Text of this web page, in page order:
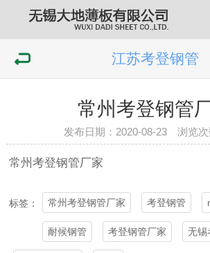
江苏考登钢管
常州考登钢管
发布日期：2020-08-23 浏览次
常州考登钢管厂家
标签： 常州考登钢管厂家 考登钢管
耐候钢管 考登钢管厂家 无锡